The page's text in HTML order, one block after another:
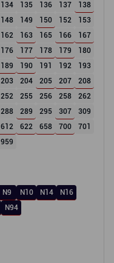
134 135 136 137
138
148 149 150 152
153
162 163 165 166
167
176 177 178 179
180
189 190 191 192
193
203 204 205 207
208
252 255 256 258
262
288 289 295 307
309
612 622 658 700
701
959
N9 N10 N14
N16
N94